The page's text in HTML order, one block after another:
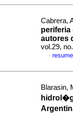
Cabrera,
periferia
autores
vol.29,
·
Blarasin,